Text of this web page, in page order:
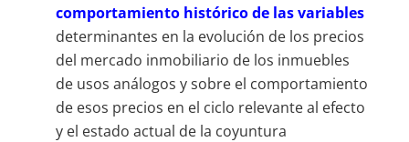
comportamiento histórico de las variables
determinantes en la evolución de los precios
del mercado inmobiliario de los inmuebles
de usos análogos y sobre el comportamiento
de esos precios en el ciclo relevante al efecto
y el estado actual de la coyuntura